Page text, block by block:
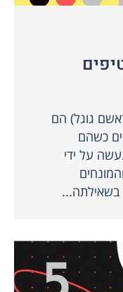
גוגל) הם
כשהם
על ידי
בשאילתה...